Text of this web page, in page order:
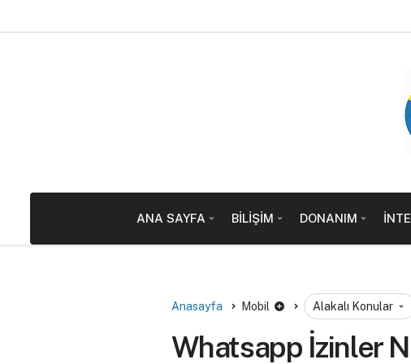
ANA SAYFA BILIŞIM DONANIM
Anasayfa Mobil Alakalı Konular
Whatsapp İzinler